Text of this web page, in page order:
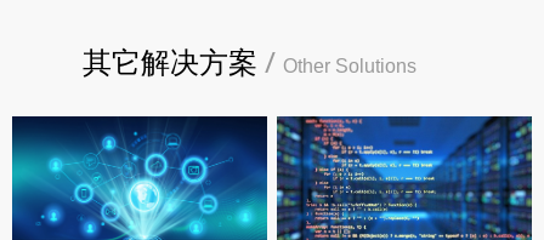
其它解决方案 / Other Solutions